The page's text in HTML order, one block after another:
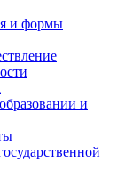
и формы
и